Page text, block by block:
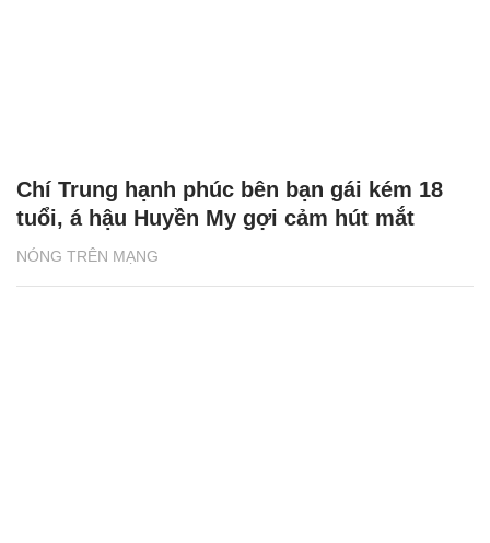
NÓNG TRÊN MẠNG
Chí Trung hạnh phúc bên bạn gái kém 18
tuổi, á hậu Huyền My gợi cảm hút mắt